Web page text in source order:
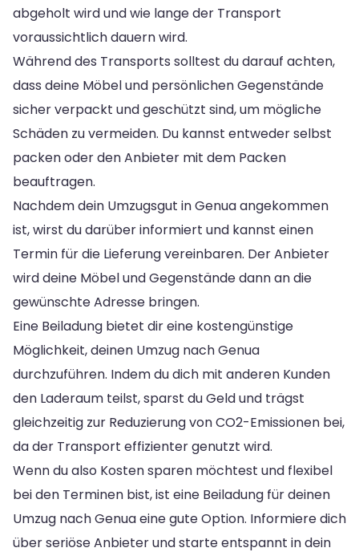
abgeholt wird und wie lange der Transport
voraussichtlich dauern wird.
Während des Transports solltest du darauf achten,
dass deine Möbel und persönlichen Gegenstände
sicher verpackt und geschützt sind, um mögliche
Schäden zu vermeiden. Du kannst entweder selbst
packen oder den Anbieter mit dem Packen
beauftragen.
Nachdem dein Umzugsgut in Genua angekommen
ist, wirst du darüber informiert und kannst einen
Termin für die Lieferung vereinbaren. Der Anbieter
wird deine Möbel und Gegenstände dann an die
gewünschte Adresse bringen.
Eine Beiladung bietet dir eine kostengünstige
Möglichkeit, deinen Umzug nach Genua
durchzuführen. Indem du dich mit anderen Kunden
den Laderaum teilst, sparst du Geld und trägst
gleichzeitig zur Reduzierung von CO2-Emissionen bei,
da der Transport effizienter genutzt wird.
Wenn du also Kosten sparen möchtest und flexibel
bei den Terminen bist, ist eine Beiladung für deinen
Umzug nach Genua eine gute Option. Informiere dich
über seriöse Anbieter und starte entspannt in dein